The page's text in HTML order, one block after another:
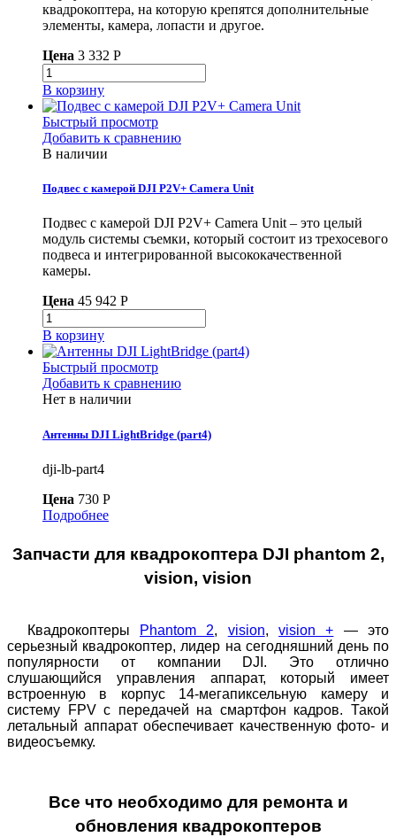
квадрокоптера, на которую крепятся дополнительные
элементы, камера, лопасти и другое.
Цена 3 332 P
В корзину
Быстрый просмотр
Добавить к сравнению
В наличии
Подвес с камерой DJI P2V+ Camera Unit
Подвес с камерой DJI P2V+ Camera Unit – это целый
модуль системы съемки, который состоит из трехосевого
подвеса и интегрированной высококачественной
камеры.
Цена 45 942 P
В корзину
Быстрый просмотр
Добавить к сравнению
Нет в наличии
Антенны DJI LightBridge (part4)
dji-lb-part4
Цена 730 P
Подробнее
Запчасти для квадрокоптера DJI phantom 2,
vision, vision
Квадрокоптеры Phantom 2, vision,vision + — это
серьезный квадрокоптер, лидер на сегодняшний день по
популярности от компании DJI. Это отлично
слушающийся управления аппарат, который имеет
встроенную в корпус 14-мегапиксельную камеру и
систему FPV с передачей на смартфон кадров. Такой
летальный аппарат обеспечивает качественную фото- и
видеосъемку.
Все что необходимо для ремонта и
обновления квадрокоптеров